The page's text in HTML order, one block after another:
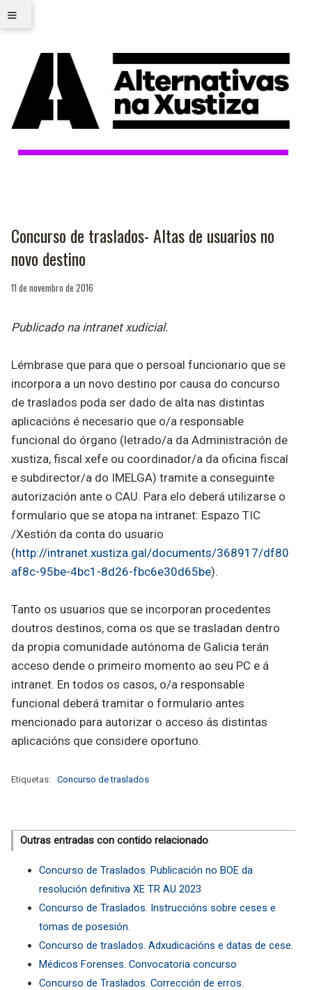
≡
Concurso de traslados- Altas de usuarios no
novo destino
11 de novembro de 2016
Publicado na intranet xudicial.
Lémbrase que para que o persoal funcionario que se
incorpora a un novo destino por causa do concurso
de traslados poda ser dado de alta nas distintas
aplicacións é necesario que o/a responsable
funcional do órgano (letrado/a da Administración de
xustiza, fiscal xefe ou coordinador/a da oficina fiscal
e subdirector/a do IMELGA) tramite a conseguinte
autorización ante o CAU. Para elo deberá utilizarse o
formulario que se atopa na intranet: Espazo TIC
/Xestión da conta do usuario
(http://intranet.xustiza.gal/documents/368917/df80
af8c-95be-4bc1-8d26-fbc6e30d65be).
Tanto os usuarios que se incorporan procedentes
doutros destinos, coma os que se trasladan dentro
da propia comunidade autónoma de Galicia terán
acceso dende o primeiro momento ao seu PC e á
intranet. En todos os casos, o/a responsable
funcional deberá tramitar o formulario antes
mencionado para autorizar o acceso ás distintas
aplicacións que considere oportuno.
Etiquetas: Concurso de traslados
Outras entradas con contido relacionado
Concurso de Traslados. Publicación no BOE da
resolución definitiva XE TR AU 2023
Concurso de Traslados. Instruccións sobre ceses e
tomas de posesión.
Concurso de traslados. Adxudicacións e datas de cese.
Médicos Forenses. Convocatoria concurso
Concurso de Traslados. Corrección de erros.